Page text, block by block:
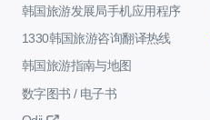
韩国旅游发展局手机应用程序
1330韩国旅游咨询翻译热线
韩国旅游指南与地图
数字图书 / 电子书